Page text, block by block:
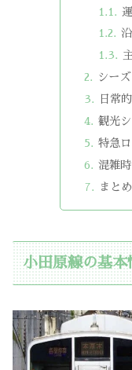
シー
日常
観光
特急
混雑
まとめ
小田原線の基本